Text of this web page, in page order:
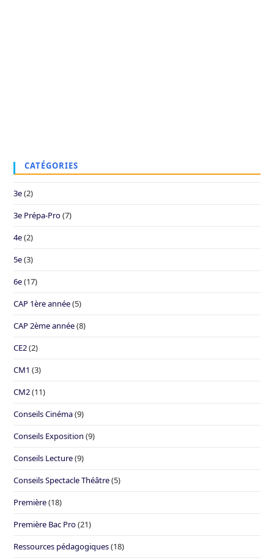
CATÉGORIES
3e(2)
3e Prépa-Pro(7)
4e(2)
5e(3)
6e(17)
CAP 1ère année(5)
CAP 2ème année(8)
CE2(2)
CM1 (3)
CM2(11)
Conseils Cinéma(9)
Conseils Exposition (9)
Conseils Lecture(9)
Conseils Spectacle Théâtre(5)
Première(18)
Première Bac Pro(21)
Ressources pédagogiques(18)